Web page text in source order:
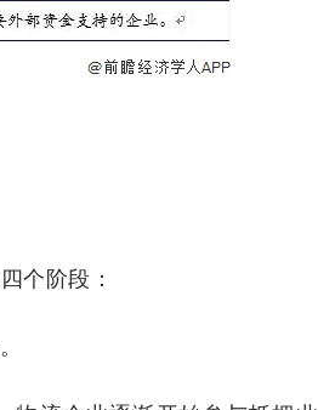
个阶段：